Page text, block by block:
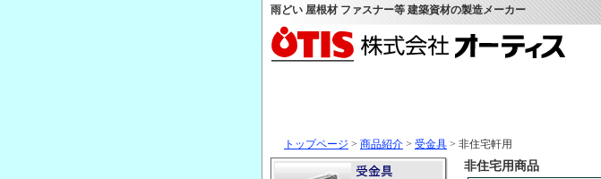
雨どい 屋根材 ファスナー等 建築資材の製造メーカー
トップページ > 商品紹介 > 受金具 > 非住宅軒用
非住宅用商品